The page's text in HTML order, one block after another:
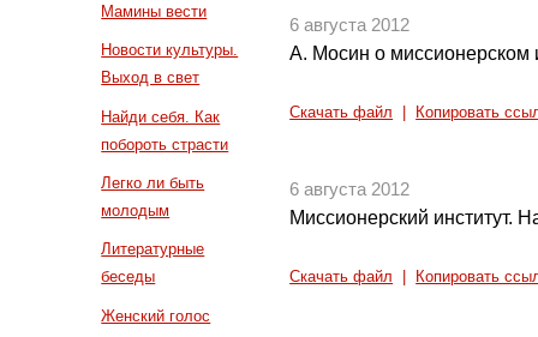
Мамины вести
Новости культуры.
Выход в свет
Найди себя. Как
побороть страсти
Легко ли быть
молодым
Литературные
беседы
Женский голос
6 августа 2012
А. Мосин о миссионерском
Скачать файл Копировать
6 августа 2012
Миссионерский институт.
Скачать файл Копировать